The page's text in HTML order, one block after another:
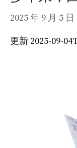
2025 年 9 月 5 日
更新 2025-09-